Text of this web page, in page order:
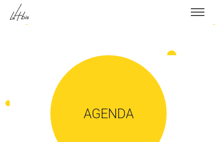
Skip to content
AGENDA